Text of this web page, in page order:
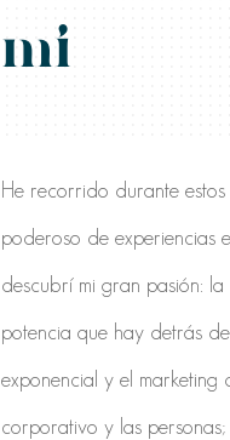
mi
He recorrido durante
poderoso de experiencias
descubrí mi gran pasión:
potencia que hay detrás
exponencial y el
corporativo y las